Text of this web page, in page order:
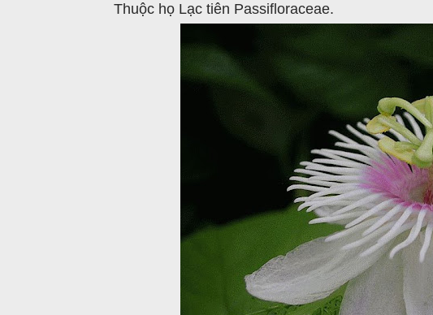
Thuộc họ Lạc tiên Passifloraceae.